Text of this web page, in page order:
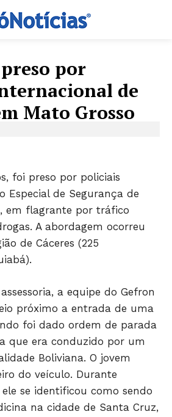
Notícias
por
de
Mato Grosso
foi preso por policiais
Especial de Segurança de
em flagrante por tráfico
A abordagem ocorreu
de Cáceres (225
a equipe do Gefron
próximo a entrada de uma
foi dado ordem de parada
que era conduzido por um
Boliviana. O jovem
do veículo. Durante
se identificou como sendo
na cidade de Santa Cruz,